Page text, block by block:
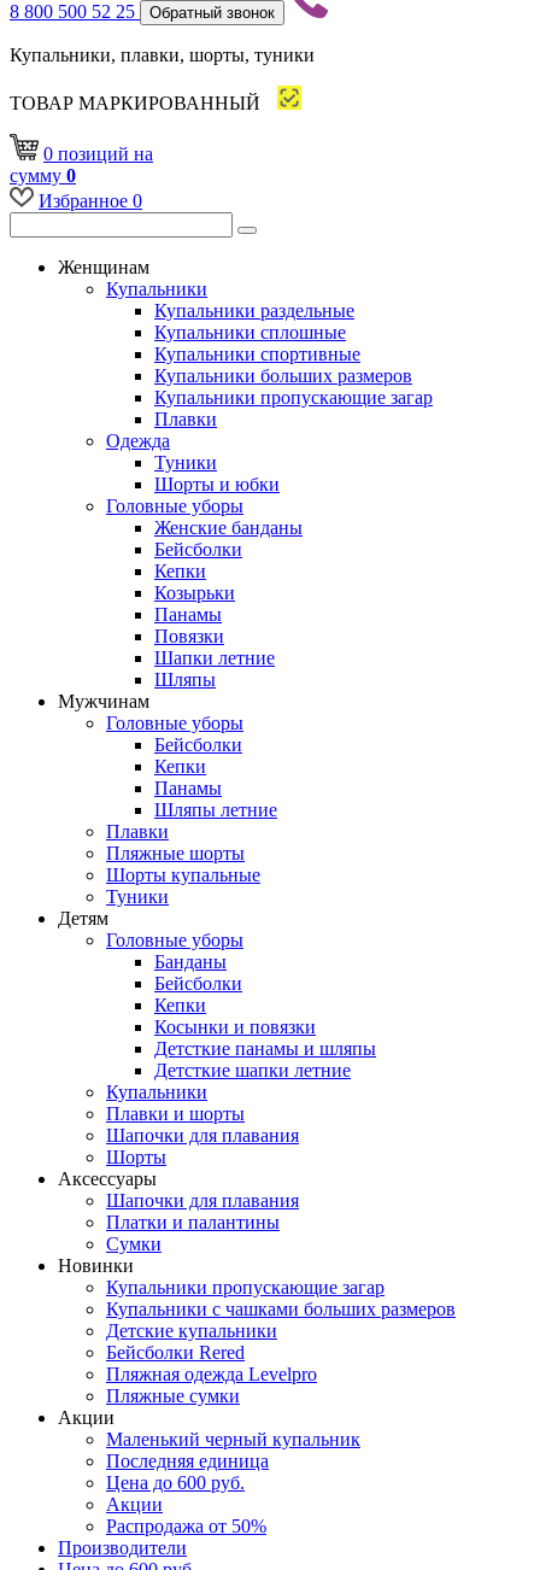
8 800 500 52 25 Обратный звонок
Купальники, плавки, шорты, туники
ТОВАР МАРКИРОВАННЫЙ
0 позиций на
сумму 0
Избранное 0
Женщинам
Купальники
Купальники раздельные
Купальники сплошные
Купальники спортивные
Купальники больших размеров
Купальники пропускающие загар
Плавки
Одежда
Туники
Шорты и юбки
Головные уборы
Женские банданы
Бейсболки
Кепки
Козырьки
Панамы
Повязки
Шапки летние
Шляпы
Мужчинам
Головные уборы
Бейсболки
Кепки
Панамы
Шляпы летние
Плавки
Пляжные шорты
Шорты купальные
Туники
Детям
Головные уборы
Банданы
Бейсболки
Кепки
Косынки и повязки
Детсткие панамы и шляпы
Детсткие шапки летние
Купальники
Плавки и шорты
Шапочки для плавания
Шорты
Аксессуары
Шапочки для плавания
Платки и палантины
Сумки
Новинки
Купальники пропускающие загар
Купальники с чашками больших размеров
Детские купальники
Бейсболки Rered
Пляжная одежда Levelpro
Пляжные сумки
Акции
Маленький черный купальник
Последняя единица
Цена до 600 руб.
Акции
Распродажа от 50%
Производители